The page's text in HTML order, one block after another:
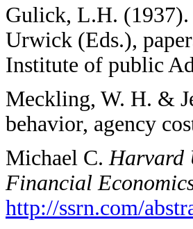
Gulick, L.H.
Urwick (Eds.),
Institute of public
Meckling, W. H. &
behavior, agency
Michael C.Harvard
Financial
http://ssrn.com/